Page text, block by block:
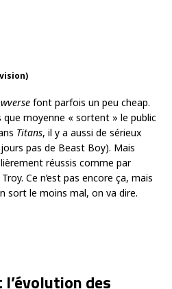
font parfois un peu cheap.
que moyenne « sortent » le public
Titans, il y a aussi de sérieux
pas de Beast Boy). Mais
réussis comme par
Ce n’est pas encore ça, mais
sort le moins mal, on va dire.
des